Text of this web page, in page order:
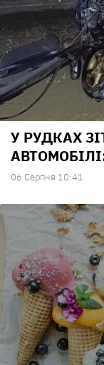
У РУДКАХ
06 Серпня 10:41